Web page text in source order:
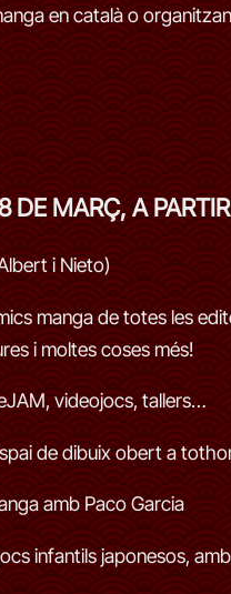
en català o
DE MARÇ, A
i Nieto)
manga de totes les
i moltes coses més!
videojocs, tallers…
de dibuix obert a
amb Paco Garcia
infantils japonesos,